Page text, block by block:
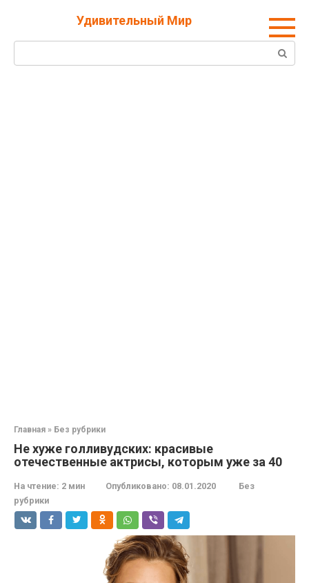
Удивительный Мир
Поиск:
Главная » Без рубрики
Не хуже голливудских: красивые
отечественные актрисы, которым уже за 40
На чтение: 2 мин Опубликовано: 08.01.2020
Без
рубрики